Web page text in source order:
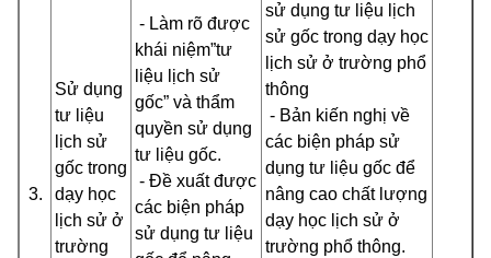
3.
Sử dụng
tư liệu
lịch sử
gốc trong
dạy học
lịch sử ở
trường
- Làm rõ được
khái niệm”tư
liệu lịch sử
gốc” và thẩm
quyền sử dụng
tư liệu gốc.
- Đề xuất được
các biện pháp
sử dụng tư liệu
sử dụng tư liệu lịch
sử gốc trong dạy học
lịch sử ở trường phổ
thông
- Bản kiến nghị về
các biện pháp sử
dụng tư liệu gốc để
nâng cao chất lượng
dạy học lịch sử ở
trường phổ thông.